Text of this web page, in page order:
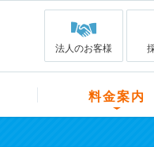
法人のお客様
料金案内